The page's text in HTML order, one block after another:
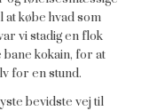
købe hvad som
vi stadig en flok
kokain, for at
for en stund.
bevidste vej til